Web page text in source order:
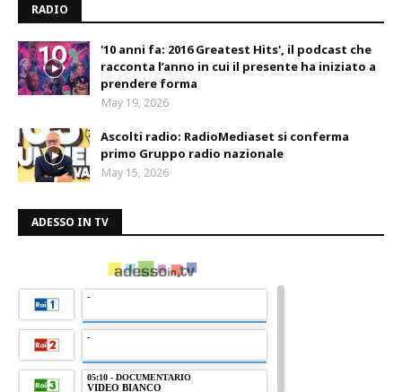
RADIO
'10 anni fa: 2016 Greatest Hits', il podcast che
racconta l’anno in cui il presente ha iniziato a
prendere forma
May 19, 2026
Ascolti radio: RadioMediaset si conferma
primo Gruppo radio nazionale
May 15, 2026
ADESSO IN TV